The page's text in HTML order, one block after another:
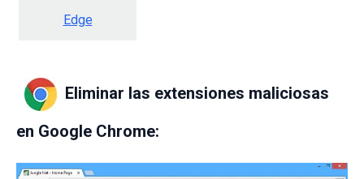
Edge
Eliminar las extensiones maliciosas
en Google Chrome: